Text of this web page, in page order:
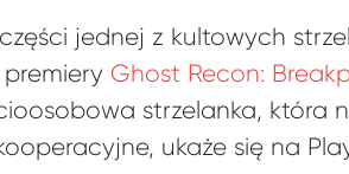
jednej z kultowych
Ghost Recon:
strzelanka, która
ukaże się na